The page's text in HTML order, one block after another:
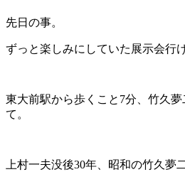
先日の事。
ずっと楽しみにしていた展示会行
東大前駅から歩くこと7分、竹久
て。
上村一夫没後30年、昭和の竹久夢